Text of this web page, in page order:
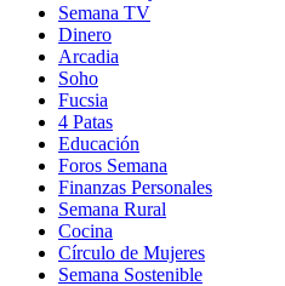
Semana TV
Dinero
Arcadia
Soho
in
new
window
Fucsia
in
new
window
4 Patas
Educación
Foros Semana
Finanzas Personales
Semana Rural
Cocina
Círculo de Mujeres
Semana Sostenible